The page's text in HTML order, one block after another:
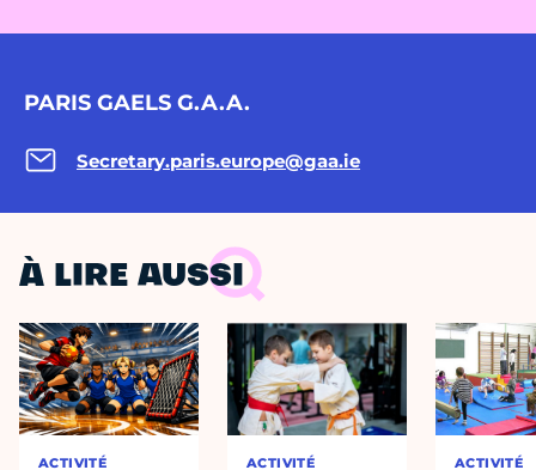
PARIS GAELS G.A.A.
Secretary.paris.europe@gaa.ie
À LIRE AUSSI
ACTIVITÉ ACTIVITÉ ACTIVITÉ